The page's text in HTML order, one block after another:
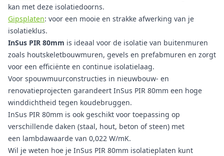
kan met deze isolatiedoorns.
Gipsplaten: voor een mooie en strakke afwerking van je
isolatieklus.
InSus PIR 80mm is ideaal voor de isolatie van buitenmuren
zoals houtskeletbouwmuren, gevels en prefabmuren en zorgt
voor een efficiënte en continue isolatielaag.
Voor spouwmuurconstructies in nieuwbouw- en
renovatieprojecten garandeert InSus PIR 80mm een hoge
winddichtheid tegen koudebruggen.
InSus PIR 80mm is ook geschikt voor toepassing op
verschillende daken (staal, hout, beton of steen) met
een lambdawaarde van 0,022 W/mK.
Wil je weten hoe je InSus PIR 80mm isolatieplaten kunt